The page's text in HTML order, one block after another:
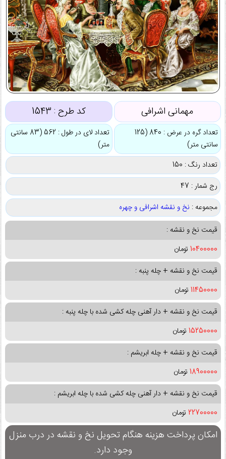
مهمانی اشرافی کد طرح : 1543
تعداد گره در عرض : 840 (125
سانتی متر)
تعداد لای در طول : 562 (83 سانتی
متر)
تعداد رنگ : 150
رج شمار : 47
مجموعه : نخ و نقشه اشرافی و چهره
قیمت نخ و نقشه :
10400000 تومان
قیمت نخ و نقشه + چله پنبه :
11450000 تومان
قیمت نخ و نقشه + دار آهنی چله کشی شده با چله پنبه :
15250000 تومان
قیمت نخ و نقشه + چله ابریشم :
18900000 تومان
قیمت نخ و نقشه + دار آهنی چله کشی شده با چله ابریشم :
22700000 تومان
امکان پرداخت هزینه هنگام تحویل نخ و نقشه در درب منزل
وجود دارد.